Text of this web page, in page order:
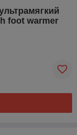
foot warmer